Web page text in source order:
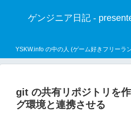
ゲンジニア日記 -
YSKW.info の中の人 (ゲーム好きフリーラ
git の共有リポジトリを
グ環境と連携させる